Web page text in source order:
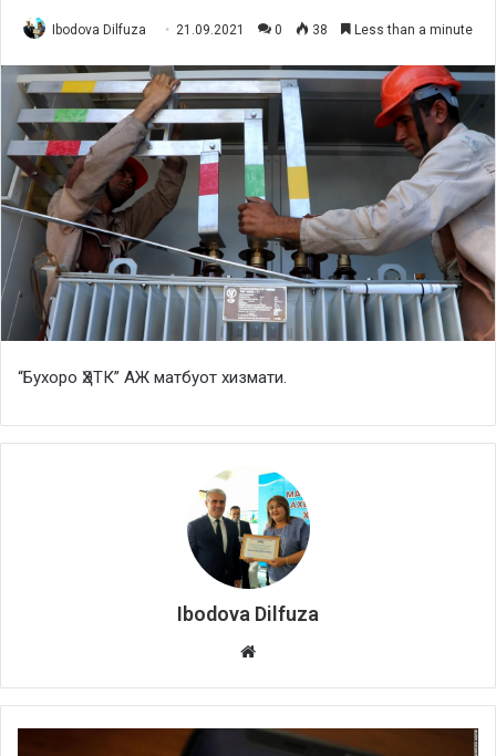
Ibodova Dilfuza 21.09.2021 0 38 Less than a minute
“Бухоро ҲЭТК” АЖ матбуот хизмати.
Ibodova Dilfuza
Website